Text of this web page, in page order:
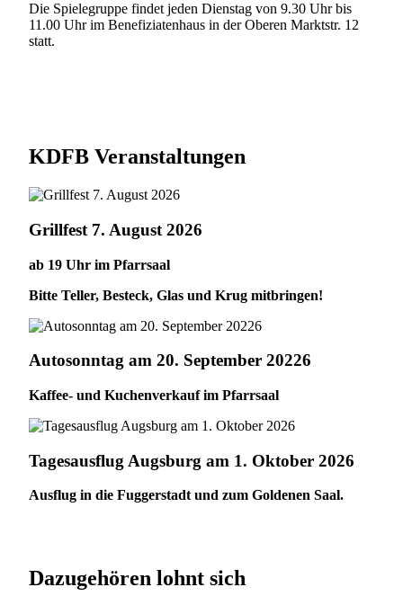
Die Spielegruppe findet jeden Dienstag von 9.30 Uhr bis
11.00 Uhr im Benefiziatenhaus in der Oberen Marktstr. 12
statt.
KDFB Veranstaltungen
Grillfest 7. August 2026
ab 19 Uhr im Pfarrsaal
Bitte Teller, Besteck, Glas und Krug mitbringen!
Autosonntag am 20. September 20226
Kaffee- und Kuchenverkauf im Pfarrsaal
Tagesausflug Augsburg am 1. Oktober 2026
Ausflug in die Fuggerstadt und zum Goldenen Saal.
Dazugehören lohnt sich